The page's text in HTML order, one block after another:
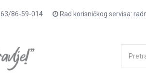
86-59-014 Rad korisničkog servisa: